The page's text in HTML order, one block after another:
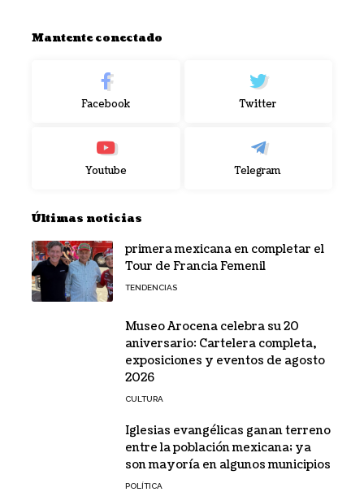
Mantente conectado
Facebook Twitter
Youtube Telegram
Últimas noticias
primera mexicana en completar el
Tour de Francia Femenil
TENDENCIAS
Museo Arocena celebra su 20
aniversario: Cartelera completa,
exposiciones y eventos de agosto
2026
CULTURA
Iglesias evangélicas ganan terreno
entre la población mexicana; ya
son mayoría en algunos municipios
POLÍTICA